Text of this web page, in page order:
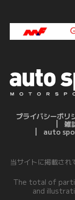
プライバシーポリ
雑
auto
当サイトに掲載され
The total of
and